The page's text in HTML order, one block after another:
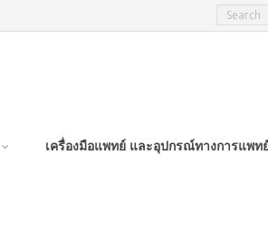
เครื่องมือแพทย์ และอุปกรณ์ทางการแพ